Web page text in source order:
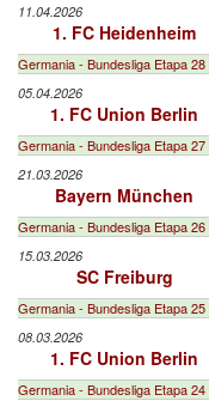
11.04.2026
1. FC Heidenheim
Germania - Bundesliga Etapa 28
05.04.2026
1. FC Union Berlin
Germania - Bundesliga Etapa 27
21.03.2026
Bayern München
Germania - Bundesliga Etapa 26
15.03.2026
SC Freiburg
Germania - Bundesliga Etapa 25
08.03.2026
1. FC Union Berlin
Germania - Bundesliga Etapa 24